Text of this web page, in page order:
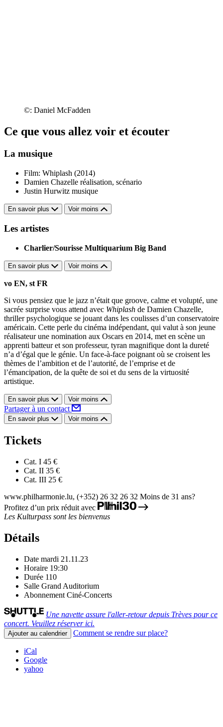
©: Daniel McFadden
Ce que vous allez voir et écouter
La musique
Film: Whiplash (2014)
Damien Chazelle réalisation, scénario
Justin Hurwitz musique
En savoir plus Voir moins
Les artistes
Charlier/Sourisse Multiquarium Big Band
En savoir plus Voir moins
vo EN, st FR
Si vous pensiez que le jazz n’était que groove, calme et volupté, une
sacrée surprise vous attend avec Whiplash de Damien Chazelle,
thriller psychologique se jouant dans les coulisses d’un conservatoire
américain. Cette perle du cinéma indépendant, qui valut à son jeune
réalisateur une nomination aux Oscars en 2014, met en scène un
apprenti batteur et son professeur, tyran magnifique dont la dureté
n’a d’égal que le génie. Un face-à-face poignant où se croisent les
thèmes de l’ambition et de l’autorité, de l’emprise et de
l’émancipation, de la quête de soi et du sens de la virtuosité
artistique.
En savoir plus Voir moins
Partager à un contact
En savoir plus Voir moins
Tickets
Cat. I 45 €
Cat. II 35 €
Cat. III 25 €
www.philharmonie.lu, (+352) 26 32 26 32 Moins de 31 ans?
Profitez d’un prix réduit avec
Les Kulturpass sont les bienvenus
Détails
Date mardi 21.11.23
Horaire 19:30
Durée 110
Salle Grand Auditorium
Abonnement Ciné-Concerts
Une navette assure l'aller-retour depuis Trèves pour ce
concert. Veuillez réserver ici.
Ajouter au calendrier Comment se rendre sur place?
iCal
Google
yahoo